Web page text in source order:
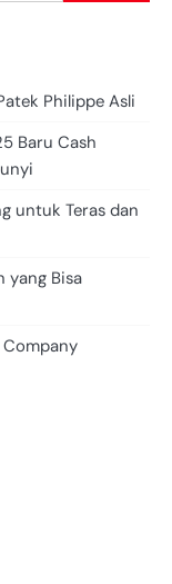
Philippe Asli
Baru Cash
untuk Teras dan
yang Bisa